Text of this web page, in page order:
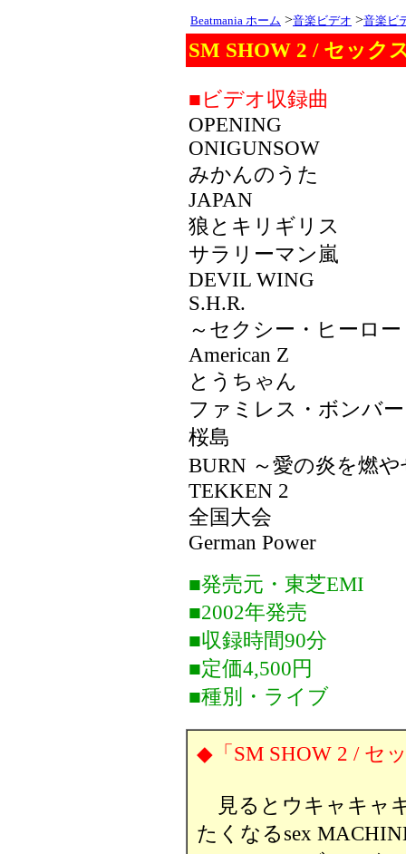
Beatmania ホーム >音楽ビデオ >音楽ビ
SM SHOW 2 / セック
■ビデオ収録曲
OPENING
ONIGUNSOW
みかんのうた
JAPAN
狼とキリギリス
サラリーマン嵐
DEVIL WING
S.H.R.
～セクシー・ヒーロ
American Z
とうちゃん
ファミレス・ボンバー
桜島
BURN ～愛の炎を燃や
TEKKEN 2
全国大会
German Power
■発売元・東芝EMI
■2002年発売
■収録時間90分
■定価4,500円
■種別・ライブ
◆「SM SHOW 2 / セ
見るとウキャキャ
たくなるsex